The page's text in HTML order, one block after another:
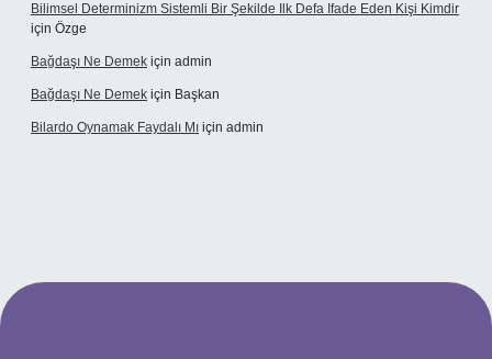
Bilimsel Determinizm Sistemli Bir Şekilde Ilk Defa Ifade Eden Kişi Kimdir
için Özge
Bağdaşı Ne Demek için admin
Bağdaşı Ne Demek için Başkan
Bilardo Oynamak Faydalı Mı için admin
bahis sitesi